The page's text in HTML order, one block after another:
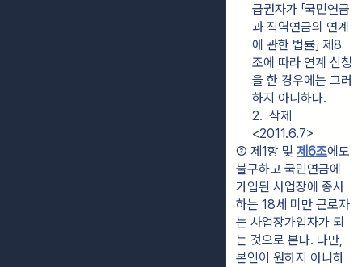
급권자가 「국민연금
과 직역연금의 연계
에 관한 법률」 제8
조에 따라 연계 신청
을 한 경우에는 그러
하지 아니하다.
2.  삭제
<2011.6.7>
② 제1항 및 제6조에도
불구하고 국민연금에
가입된 사업장에 종사
하는 18세 미만 근로자
는 사업장가입자가 되
는 것으로 본다. 다만,
본인이 원하지 아니하